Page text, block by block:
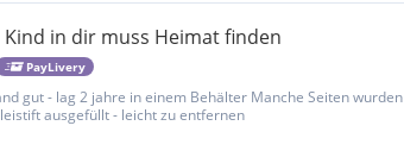
Kind in dir muss Heimat finden
PayLivery
gut - lag 2 jahre in einem Behälter Manche Seiten wurden
ausgefüllt - leicht zu entfernen